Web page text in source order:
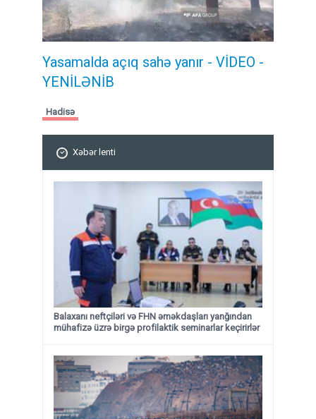
Yasamalda açıq sahə yanır - VİDEO -
YENİLƏNİB
Hadisə
Xəbər lenti
Balaxanı neftçiləri və FHN əməkdaşları yanğından
mühafizə üzrə birgə profilaktik seminarlar keçirirlər